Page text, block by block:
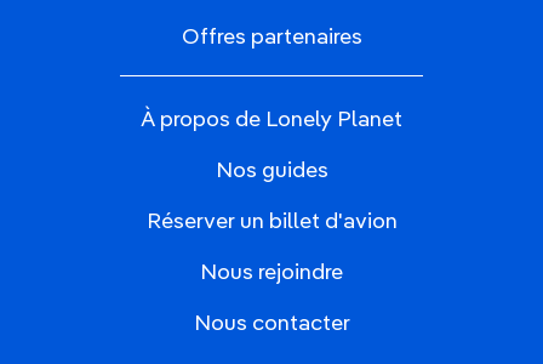
Offres partenaires
À propos de Lonely Planet
Nos guides
Réserver un billet d'avion
Nous rejoindre
Nous contacter